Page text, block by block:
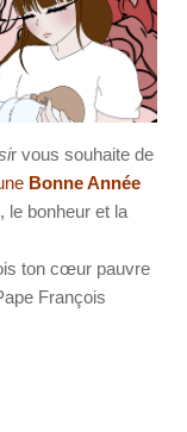
r vous souhaite de
Bonne Année
le bonheur et la
ton cœur pauvre
François